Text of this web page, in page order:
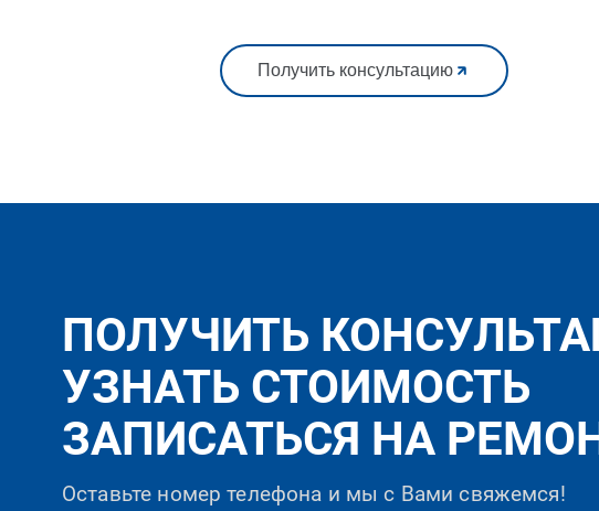
Получить консультацию
ПОЛУЧИТЬ
УЗНАТЬ СТОИМОСТЬ
ЗАПИСАТЬСЯ НА
Оставьте номер телефона и мы с Вами свяжемся!